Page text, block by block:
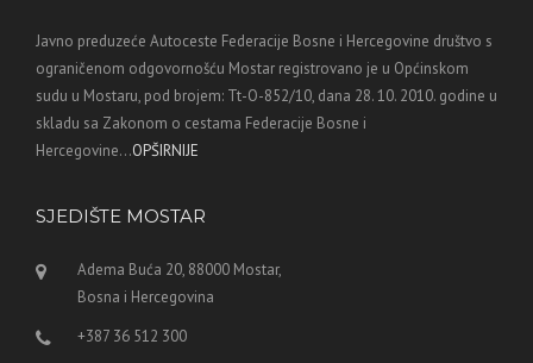
Javno preduzeće Autoceste Federacije Bosne i Hercegovine društvo s
ograničenom odgovornošću Mostar registrovano je u Općinskom
sudu u Mostaru, pod brojem: Tt-O-852/10, dana 28. 10. 2010. godine u
skladu sa Zakonom o cestama Federacije Bosne i
Hercegovine...OPŠIRNIJE
SJEDIŠTE MOSTAR
Adema Buća 20, 88000 Mostar,
Bosna i Hercegovina
+387 36 512 300